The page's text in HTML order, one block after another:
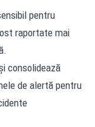
pentru
raportate mai
consolidează
de alertă pentru